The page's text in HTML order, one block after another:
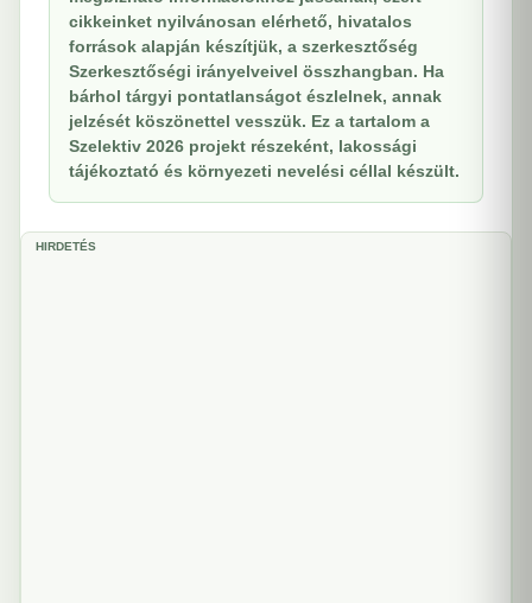
cikkeinket nyilvánosan elérhető, hivatalos
források alapján készítjük, a szerkesztőség
Szerkesztőségi irányelveivel összhangban. Ha
bárhol tárgyi pontatlanságot észlelnek, annak
jelzését köszönettel vesszük. Ez a tartalom a
Szelektiv 2026 projekt részeként, lakossági
tájékoztató és környezeti nevelési céllal készült.
HIRDETÉS